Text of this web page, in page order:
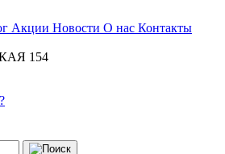
Акции Новости О нас Контакты
154